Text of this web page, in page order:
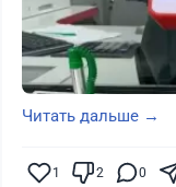
Читать дальше →
1 2 0